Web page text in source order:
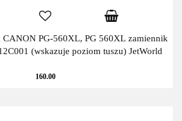
CANON PG-560XL, PG 560XL zamiennik
(wskazuje poziom tuszu) JetWorld
160.00